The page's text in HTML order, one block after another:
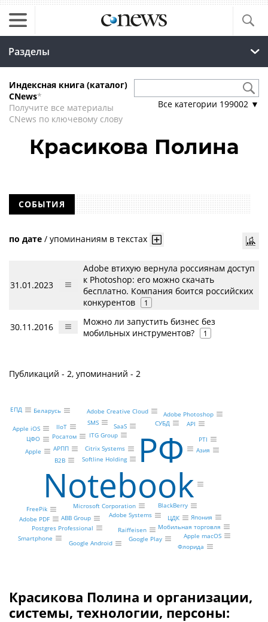
Разделы
Индексная книга (каталог)
CNews*
Получите все материалы
CNews по ключевому слову
Все категории 199002 ▼
Красикова Полина
СОБЫТИЯ
по дате / упоминаниям в текстах
31.01.2023
Adobe втихую вернула россиянам доступ
к Photoshop: его можно скачать
бесплатно. Компания боится российских
конкурентов
1
30.11.2016
Можно ли запустить бизнес без
мобильных инструментов?
1
Публикаций - 2, упоминаний - 2
Notebook
РФ
Softline Holding
Microsoft Corporation
Citrix Systems
ABB Group Adobe Systems
BlackBerry
ITG Group
ЦДК
Postgres Professional
Raiffeisen
Росатом
АРПП
Мобильная торговля
B2B
API
IIoT СУБД
SaaS
SMS
Smartphone
FreePik
Google Android
Apple iOS
Google Play Apple macOS
Apple
Adobe PDF
Adobe Photoshop
Adobe Creative Cloud
ЦФО
Азия
Япония
Беларусь
Флорида
PTI
ЕПД
Красикова Полина и организации,
системы, технологии, персоны: